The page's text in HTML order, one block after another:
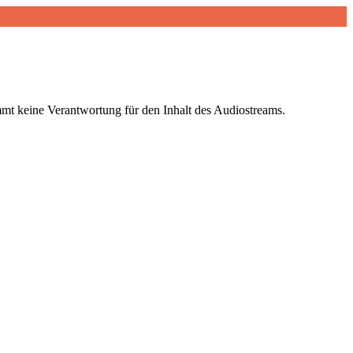
keine Verantwortung für den Inhalt des Audiostreams.